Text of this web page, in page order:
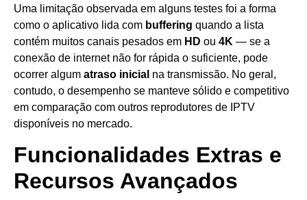
Uma limitação observada em alguns testes foi a forma
como o aplicativo lida com buffering quando a lista
contém muitos canais pesados em HD ou 4K — se a
conexão de internet não for rápida o suficiente, pode
ocorrer algum atraso inicial na transmissão. No geral,
contudo, o desempenho se manteve sólido e competitivo
em comparação com outros reprodutores de IPTV
disponíveis no mercado.
Funcionalidades Extras e
Recursos Avançados